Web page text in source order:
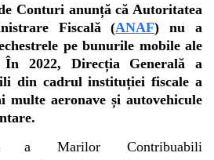
Conturi anunță că Autoritatea
Fiscală (ANAF) nu a
pe bunurile mobile ale
2022, Direcția Generală a
din cadrul instituției fiscale a
multe aeronave și autovehicule
a Marilor Contribuabili